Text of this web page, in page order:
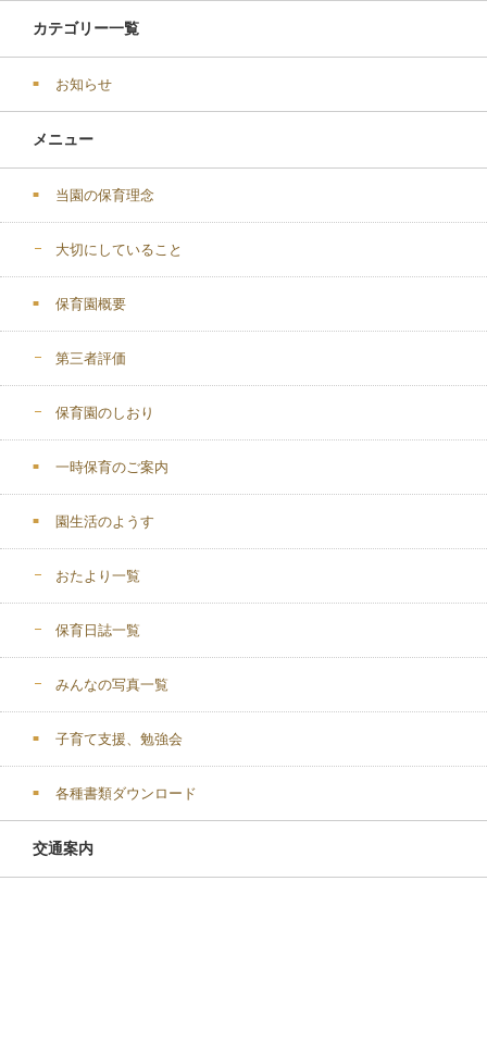
カテゴリー一覧
お知らせ
メニュー
当園の保育理念
大切にしていること
保育園概要
第三者評価
保育園のしおり
一時保育のご案内
園生活のようす
おたより一覧
保育日誌一覧
みんなの写真一覧
子育て支援、勉強会
各種書類ダウンロード
交通案内